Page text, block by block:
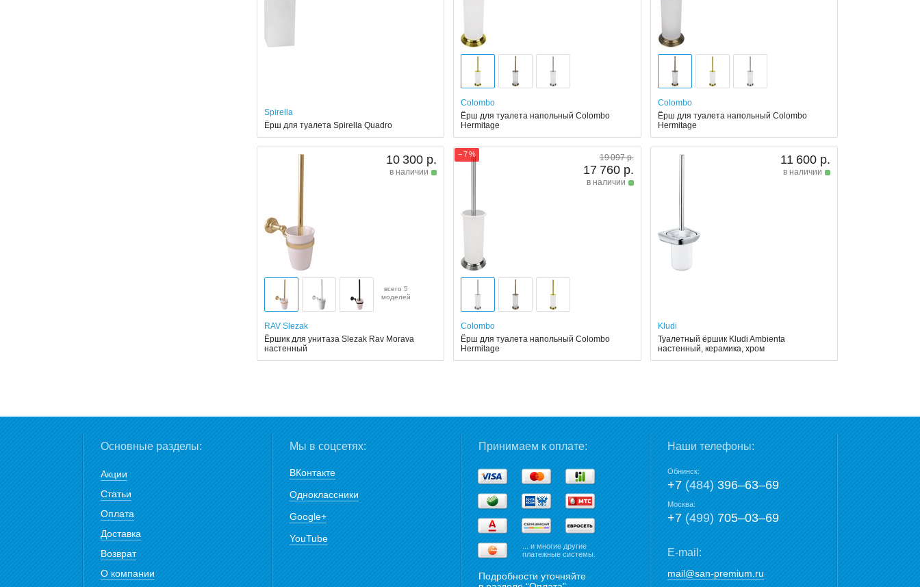
Spirella
Ёрш для туалета Spirella Quadro
Colombo
Ёрш для туалета напольный Colombo
Hermitage
Colombo
Ёрш для туалета напольный Colombo
Hermitage
10 300 р.
в наличии
всего 5
моделей
RAV Slezak
Ёршик для унитаза Slezak Rav Morava
настенный
− 7 % 19 097 р.
17 760 р.
в наличии
Colombo
Ёрш для туалета напольный Colombo
Hermitage
11 600 р.
в наличии
Kludi
Туалетный ёршик Kludi Ambienta
настенный, керамика, хром
Основные разделы:
Акции
Статьи
Оплата
Доставка
Возврат
О компании
Мы в соцсетях:
ВКонтакте
Одноклассники
Google+
YouTube
Принимаем к оплате:
... и многие другие
платежные системы.
Подробности уточняйте
Наши телефоны:
Обнинск:
+7(484)396‒63‒69
Москва:
+7(499)705‒03‒69
E-mail:
mail@san-premium.ru